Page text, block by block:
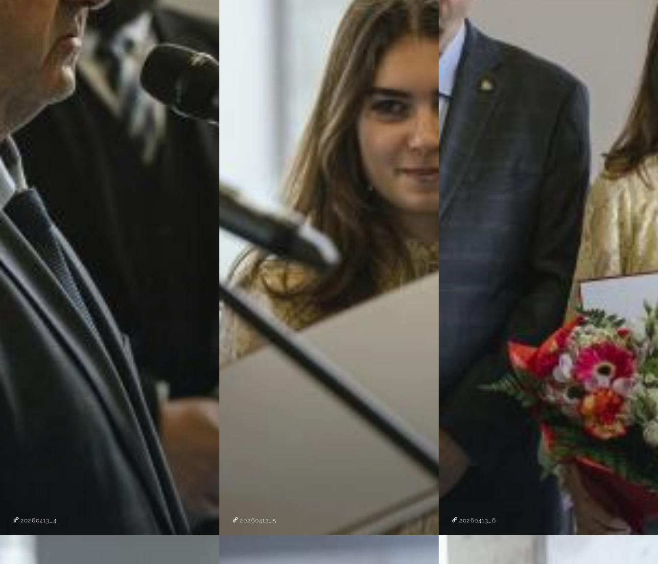
20260413_4 20260413_5 20260413_6